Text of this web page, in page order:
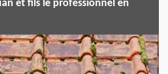
et fils le professionnel en